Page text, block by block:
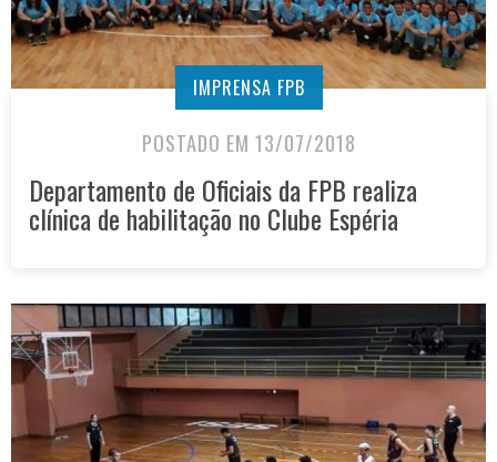
IMPRENSA FPB
POSTADO EM 13/07/2018
Departamento de Oficiais da FPB realiza
clínica de habilitação no Clube Espéria